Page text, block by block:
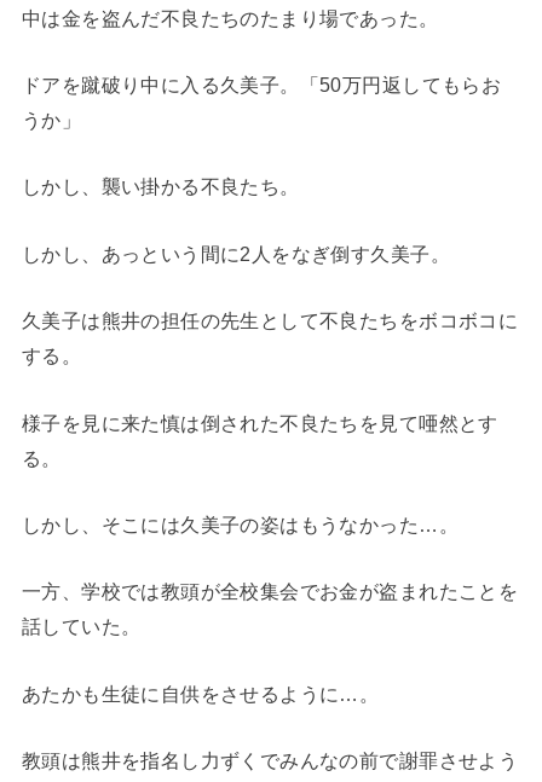
中は金を盗んだ不良たちのたまり場であった。
ドアを蹴破り中に入る久美子。「50万円返してもらお
うか」
しかし、襲い掛かる不良たち。
しかし、あっという間に2人をなぎ倒す久美子。
久美子は熊井の担任の先生として不良たちをボコボコに
する。
様子を見に来た慎は倒された不良たちを見て唖然とす
る。
しかし、そこには久美子の姿はもうなかった…。
一方、学校では教頭が全校集会でお金が盗まれたことを
話していた。
あたかも生徒に自供をさせるように…。
教頭は熊井を指名し力ずくでみんなの前で謝罪させよう